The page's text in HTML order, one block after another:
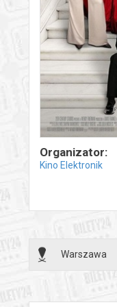
Organizator:
Kino Elektronik
Warszawa